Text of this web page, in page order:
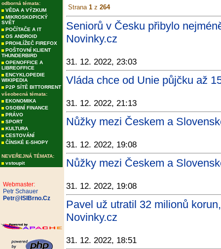
odborná témata:
VĚDA A VÝZKUM
MIKROSKOPICKÝ
SVĚT
POČÍTAČE A IT
OS ANDROID
PROHLÍŽEČ FIREFOX
POŠTOVNÍ KLIENT
THUNDERBIRD
OPENOFFICE A
LIBREOFFICE
ENCYKLOPEDIE
WIKIPEDIA
P2P SÍTĚ BITTORRENT
všeobecná témata:
EKONOMIKA
OSOBNÍ FINANCE
PRÁVO
SPORT
KULTURA
CESTOVÁNÍ
ČÍNSKÉ E-SHOPY
NEVEŘEJNÁ TÉMATA:
vstoupit
Webmaster:
Petr Schauer
Petr@ISIBrno.Cz
Strana 1 z 264
Seniorů v Česku přibylo
Novinky.cz
31. 12. 2022, 23:03
Vláda chce od Unie půjčku až
31. 12. 2022, 21:13
Nůžky mezi Českem a
31. 12. 2022, 19:08
Nůžky mezi Českem a
31. 12. 2022, 19:08
Pavel už utratil 32 milionů
Novinky.cz
31. 12. 2022, 18:51